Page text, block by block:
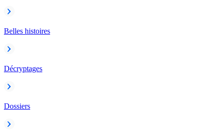
Belles histoires
Décryptages
Dossiers